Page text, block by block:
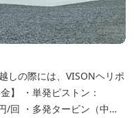
しの際には、VISONヘリポ
/回 ・多発タービン（中